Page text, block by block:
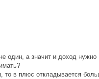
один, а значит и доход нужно
в плюс откладывается